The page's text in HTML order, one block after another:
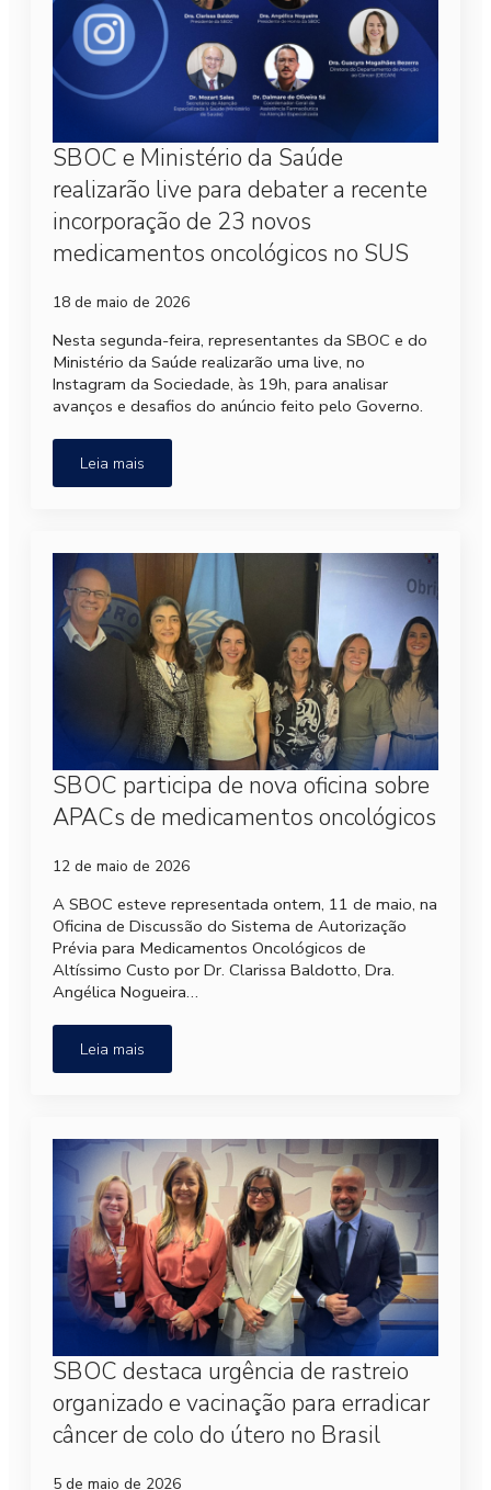
SBOC e Ministério da Saúde
realizarão live para debater a recente
incorporação de 23 novos
medicamentos oncológicos no SUS
18 de maio de 2026
Nesta segunda-feira, representantes da SBOC e do
Ministério da Saúde realizarão uma live, no
Instagram da Sociedade, às 19h, para analisar
avanços e desafios do anúncio feito pelo Governo.
Leia mais
SBOC participa de nova oficina sobre
APACs de medicamentos oncológicos
12 de maio de 2026
A SBOC esteve representada ontem, 11 de maio, na
Oficina de Discussão do Sistema de Autorização
Prévia para Medicamentos Oncológicos de
Altíssimo Custo por Dr. Clarissa Baldotto, Dra.
Angélica Nogueira…
Leia mais
SBOC destaca urgência de rastreio
organizado e vacinação para erradicar
câncer de colo do útero no Brasil
5 de maio de 2026